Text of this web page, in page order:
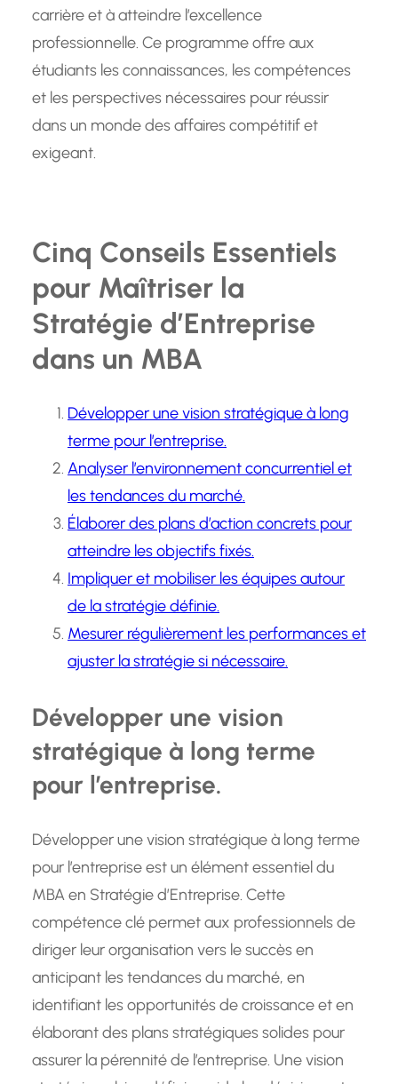
carrière et à atteindre l’excellence
professionnelle. Ce programme offre aux
étudiants les connaissances, les compétences
et les perspectives nécessaires pour réussir
dans un monde des affaires compétitif et
exigeant.
Cinq Conseils Essentiels
pour Maîtriser la
Stratégie d’Entreprise
dans un MBA
Développer une vision stratégique à long
terme pour l’entreprise.
Analyser l’environnement concurrentiel et
les tendances du marché.
Élaborer des plans d’action concrets pour
atteindre les objectifs fixés.
Impliquer et mobiliser les équipes autour
de la stratégie définie.
Mesurer régulièrement les performances et
ajuster la stratégie si nécessaire.
Développer une vision
stratégique à long terme
pour l’entreprise.
Développer une vision stratégique à long terme
pour l’entreprise est un élément essentiel du
MBA en Stratégie d’Entreprise. Cette
compétence clé permet aux professionnels de
diriger leur organisation vers le succès en
anticipant les tendances du marché, en
identifiant les opportunités de croissance et en
élaborant des plans stratégiques solides pour
assurer la pérennité de l’entreprise. Une vision